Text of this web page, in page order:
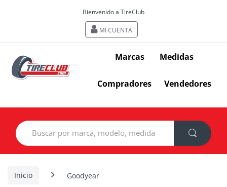
Bienvenido a TireClub
MI CUENTA
Marcas Medidas
Compradores Vendedores
Search
for:
Inicio Goodyear